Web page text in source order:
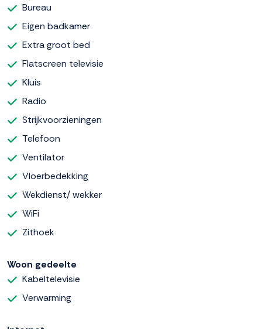
Bureau
Eigen badkamer
Extra groot bed
Flatscreen televisie
Kluis
Radio
Strijkvoorzieningen
Telefoon
Ventilator
Vloerbedekking
Wekdienst/ wekker
WiFi
Zithoek
Woon gedeelte
Kabeltelevisie
Verwarming